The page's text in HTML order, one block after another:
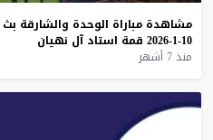
مشاهدة مباراة الوحدة والشارقة بث
10-1-2026
قمة استاد آل نهيان
منذ 7 أشهر